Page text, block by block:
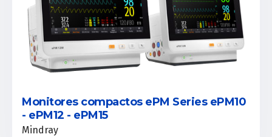
Monitores compactos ePM Series ePM10
- ePM12 - ePM15
Mindray